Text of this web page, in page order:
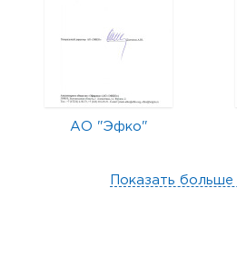
АО "Эфко"
Показать